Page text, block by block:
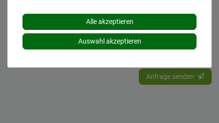
DEINE RUFNUMMER (NUR FÜR RÜCKFRAGEN)
Hiermit bestätige ich, dass ich dieDaten­schutz­erklärung
gelesen
Anfrage senden
Alle akzeptieren
Auswahl akzeptieren